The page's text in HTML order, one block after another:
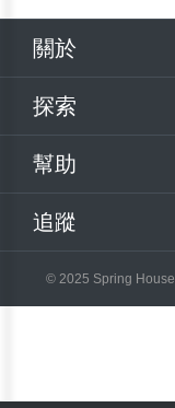
關於
探索
幫助
追蹤
© 2025 Spring